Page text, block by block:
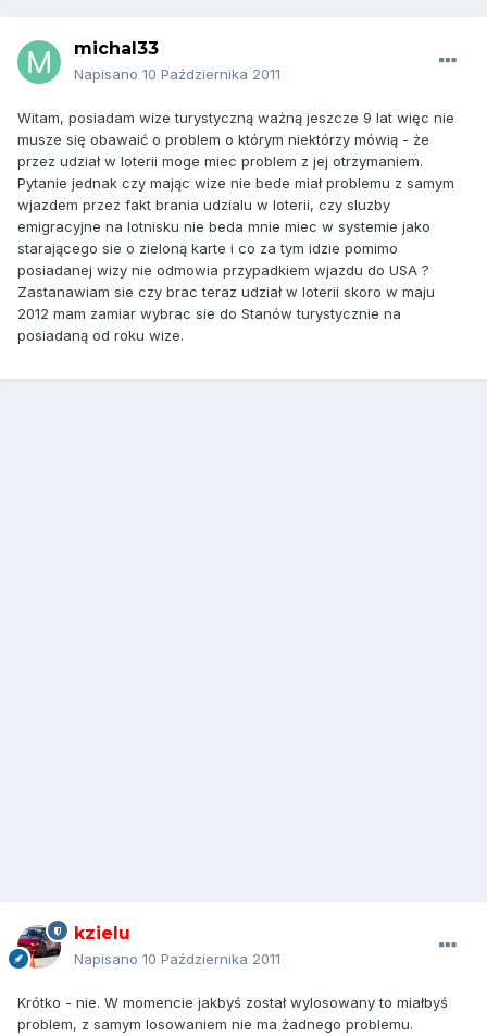
michal33
Napisano 10 Października 2011
Witam, posiadam wize turystyczną ważną jeszcze 9 lat więc nie
musze się obawaić o problem o którym niektórzy mówią - że
przez udział w loterii moge miec problem z jej otrzymaniem.
Pytanie jednak czy mając wize nie bede miał problemu z samym
wjazdem przez fakt brania udzialu w loterii, czy sluzby
emigracyjne na lotnisku nie beda mnie miec w systemie jako
starającego sie o zieloną karte i co za tym idzie pomimo
posiadanej wizy nie odmowia przypadkiem wjazdu do USA ?
Zastanawiam sie czy brac teraz udział w loterii skoro w maju
2012 mam zamiar wybrac sie do Stanów turystycznie na
posiadaną od roku wize.
kzielu
Napisano 10 Października 2011
Krótko - nie. W momencie jakbyś został wylosowany to miałbyś
problem, z samym losowaniem nie ma żadnego problemu.